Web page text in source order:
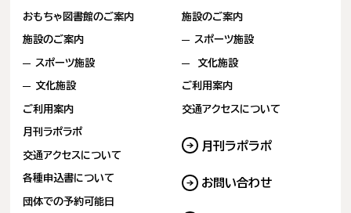
月刊ラポラポ
おもちゃ図書館のご案内
施設のご案内
スポーツ施設
文化施設
ご利用案内
月刊ラポラポ
交通アクセスについて
各種申込書について
団体での予約可能日(新しいタブで開きます)
施設のご案内
スポーツ施設
文化施設
ご利用案内
交通アクセスについて
お問い合わせ